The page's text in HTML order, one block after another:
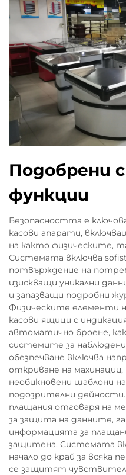
Подобрени
функции
Безопасността е
касови апарати,
на както физическите,
Системата включва
потвърждение на
изискващи уникални
и запазващи подробни
Физическите елементи
касови ящици с
автоматично броене,
системите за
обезпечване включва
откриване на
необикновени шаблони
подозрителни
плащания отговаря на
за защита на данните,
информацията за
защитена. Системата
начало до край за всяка
се защитят